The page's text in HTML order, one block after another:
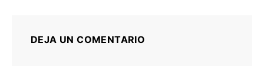
DEJA UN COMENTARIO